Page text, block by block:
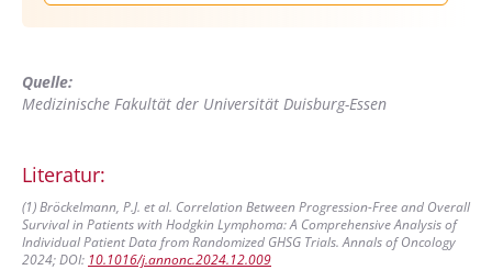
Quelle:
Medizinische Fakultät der Universität Duisburg-Essen
Literatur:
(1) Bröckelmann, P.J. et al. Correlation Between Progression-Free and Overall
Survival in Patients with Hodgkin Lymphoma: A Comprehensive Analysis of
Individual Patient Data from Randomized GHSG Trials. Annals of Oncology
2024; DOI: 10.1016/j.annonc.2024.12.009